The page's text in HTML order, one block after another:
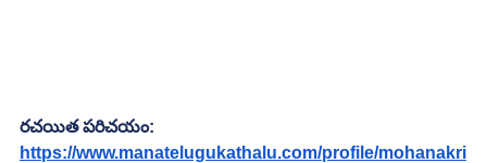
రచయిత పరిచయం:
https://www.manatelugukathalu.com/profile/mohanakri